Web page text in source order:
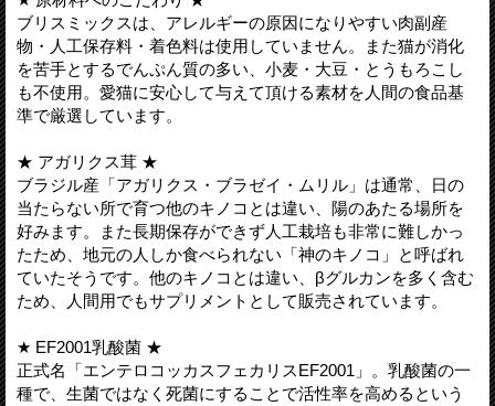
ブリスミックスは、アレルギーの原因になりやすい肉副産
物・人工保存料・着色料は使用していません。また猫が消化
を苦手とするでんぷん質の多い、小麦・大豆・とうもろこし
も不使用。愛猫に安心して与えて頂ける素材を人間の食品基
準で厳選しています。
★ アガリクス茸 ★
ブラジル産「アガリクス・ブラゼイ・ムリル」は通常、日の
当たらない所で育つ他のキノコとは違い、陽のあたる場所を
好みます。また長期保存ができず人工栽培も非常に難しかっ
たため、地元の人しか食べられない「神のキノコ」と呼ばれ
ていたそうです。他のキノコとは違い、βグルカンを多く含む
ため、人間用でもサプリメントとして販売されています。
★ EF2001乳酸菌 ★
正式名「エンテロコッカスフェカリスEF2001」。乳酸菌の一
種で、生菌ではなく死菌にすることで活性率を高めるという